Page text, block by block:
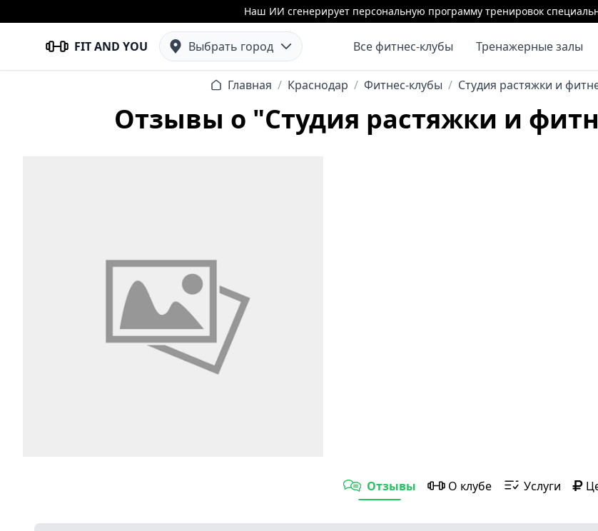
Наш ИИ сгенерирует персональную программу тренировок
FIT AND YOU Выбрать город Все фитнес-клубы Тренажерные залы
Главная / Краснодар / Фитнес-клубы / Студия растяжки и
Отзывы о "Студия растяжки и
Отзывы О клубе Услуги